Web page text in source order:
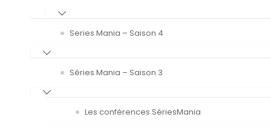
Series Mania – Saison 4
Séries Mania – Saison 3
Les conférences SériesMania